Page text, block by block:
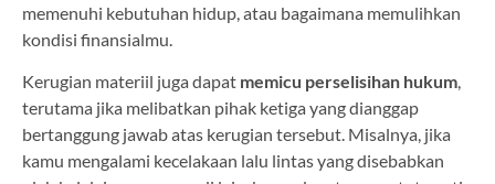
memenuhi kebutuhan hidup, atau bagaimana memulihkan
kondisi finansialmu.
Kerugian materiil juga dapat memicu perselisihan hukum,
terutama jika melibatkan pihak ketiga yang dianggap
bertanggung jawab atas kerugian tersebut. Misalnya, jika
kamu mengalami kecelakaan lalu lintas yang disebabkan